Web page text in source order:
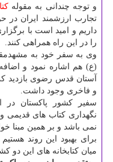
و توجه چندانی به مقوله
تجارب ارزشمند ایران در
داریم و امید است با
را در این راه همراهی كنند.
وی به سفر خود به
(ع) هم اشاره نمود و
آستان قدس رضوی بازدید
و فاخری وجود داشت.
سفیر كشور پاكستان در
نگهداری كتاب های قدیمی
نمی باشد و بر همین مبنا
برای بهبود این روند
میان كتابخانه های این دو